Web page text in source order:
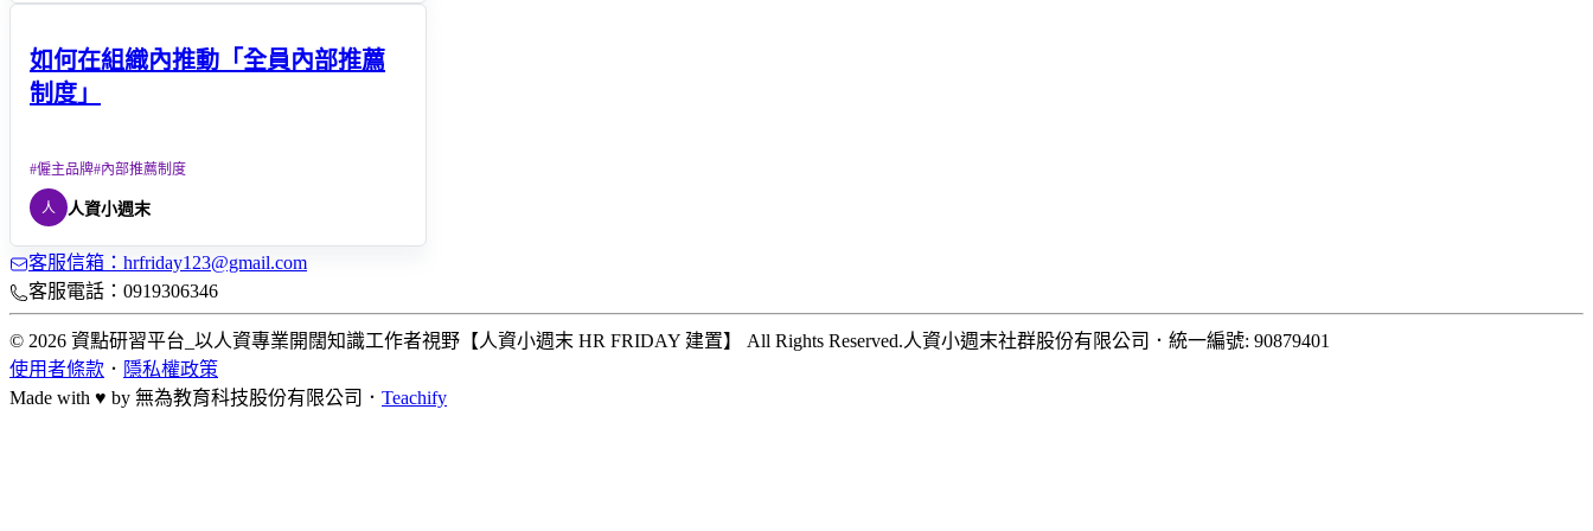
如何在組織內推動「全員內部推薦
制度」
#僱主品牌#內部推薦制度
人 人資小週末
客服信箱：hrfriday123@gmail.com
客服電話：0919306346
© 2026 資點研習平台_以人資專業開闊知識工作者視野【人資小週末 HR FRIDAY 建置】 All Rights Reserved.人資小週末社群股份有限公司 ． 統一編號: 90879401
使用者條款 ． 隱私權政策
Made with ♥ by 無為教育科技股份有限公司． Teachify